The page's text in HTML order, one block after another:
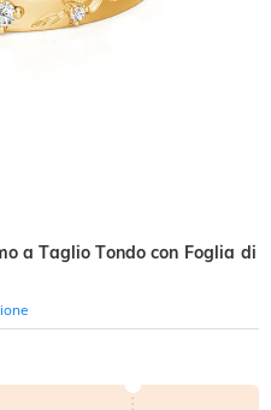
a Taglio Tondo con Foglia di